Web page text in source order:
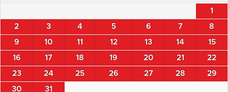
1
2 3 4 5 6 7 8
9 10 11 12 13 14 15
16 17 18 19 20 21 22
23 24 25 26 27 28 29
30 31